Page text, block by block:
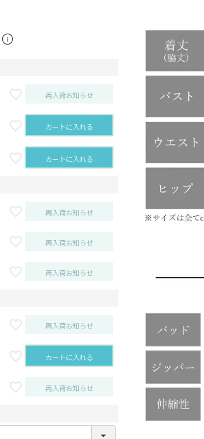
再入荷お知らせ
カートに入れる
カートに入れる
再入荷お知らせ
再入荷お知らせ
再入荷お知らせ
再入荷お知らせ
カートに入れる
再入荷お知らせ